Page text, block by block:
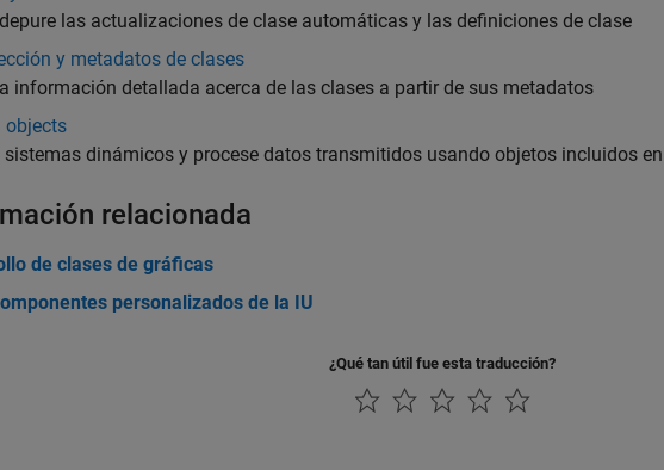
las actualizaciones de clase automáticas y las definiciones de clase
y metadatos de clases
información detallada acerca de las clases a partir de sus metadatos
objects
sistemas dinámicos y procese datos transmitidos usando objetos incluidos
relacionada
de clases de gráficas
personalizados de la IU
¿Qué tan útil fue esta traducción?